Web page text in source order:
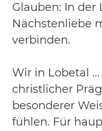
Glauben: In der
Nächstenliebe
verbinden.
Wir in Lobetal
christlicher
besonderer
fühlen. Für